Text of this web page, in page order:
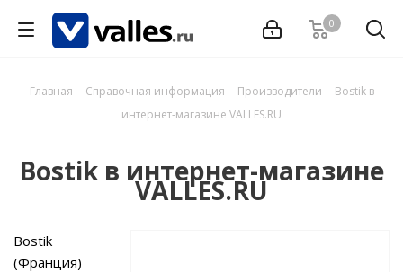
0
Главная - Справочная информация - Производители - Bostik в
интернет-магазине VALLES.RU
Bostik в интернет-магазине
VALLES.RU
Bostik
(Франция)